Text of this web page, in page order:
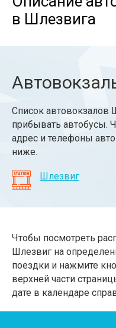
в Шлезвига
Список автовокзалов
прибывать автобусы.
адрес и телефоны
ниже.
Шлезвиг
Чтобы посмотреть
Шлезвиг на
поездки и нажмите
верхней части
дате в календаре